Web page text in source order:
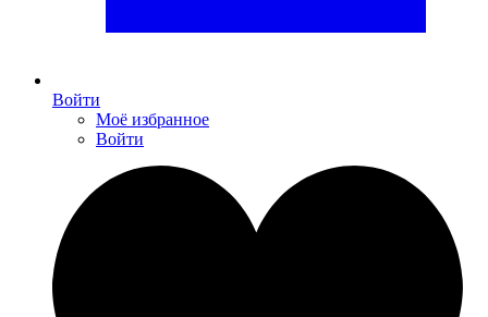
Войти
Моё избранное
Войти